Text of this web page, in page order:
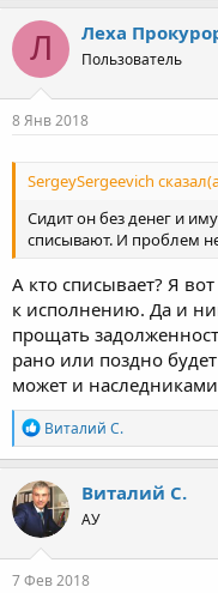
Л Леха
Пользователь
8 Янв 2018
SergeySergeevich
Сидит он без денег и
списывают. И проблем
А кто списывает? Я
к исполнению. Да и
прощать
рано или поздно
может и
Р
е
а
к
ц
и
и
:
Виталий С.
Виталий С.
АУ
7 Фев 2018